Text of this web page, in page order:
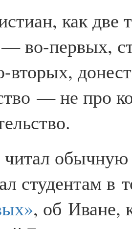
как две
во-первых,
вторых,
— не про
студентам в
, об Иване,